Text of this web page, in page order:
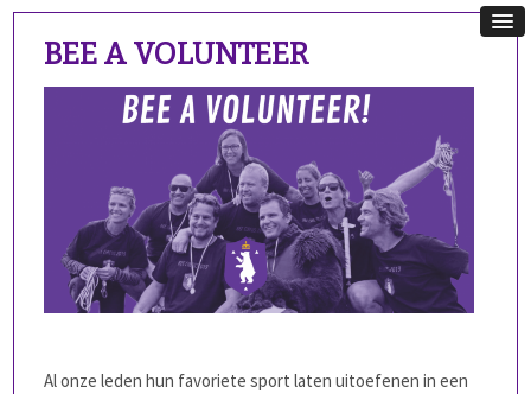
BEE A VOLUNTEER
Al onze leden hun favoriete sport laten uitoefenen in een